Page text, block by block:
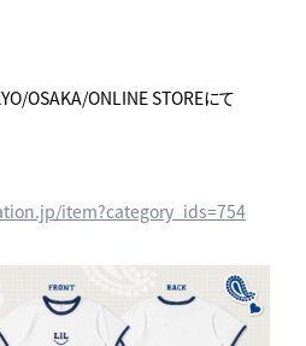
OSAKA/ONLINE STOREにて
item?category_ids=754